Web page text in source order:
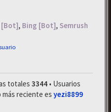
[Bot], Bing [Bot], Semrush
totales 3344 • Usuarios
más reciente es yezi8899